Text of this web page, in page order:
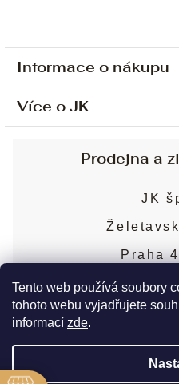
Tento web používá soubory
tohoto webu vyjadřujete
informací zde.
Informace o nákupu
Ochrana osobních
Sjednání osobní
Obchodní podmínky
Puncovní značky
Více o JK
Blog
Nejčastější dotazy
Prodejna a
JK
Praha
Více o
Copyright 2026JK
vyhrazena.